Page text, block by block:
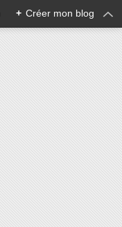
+ Créer mon blog